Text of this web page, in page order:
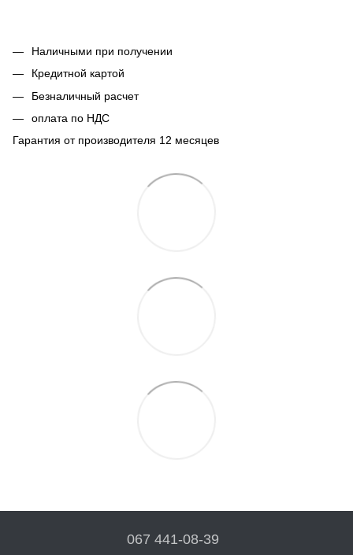
Наличными при получении
Кредитной картой
Безналичный расчет
оплата по НДС
Гарантия от производителя 12 месяцев
067 441-08-39